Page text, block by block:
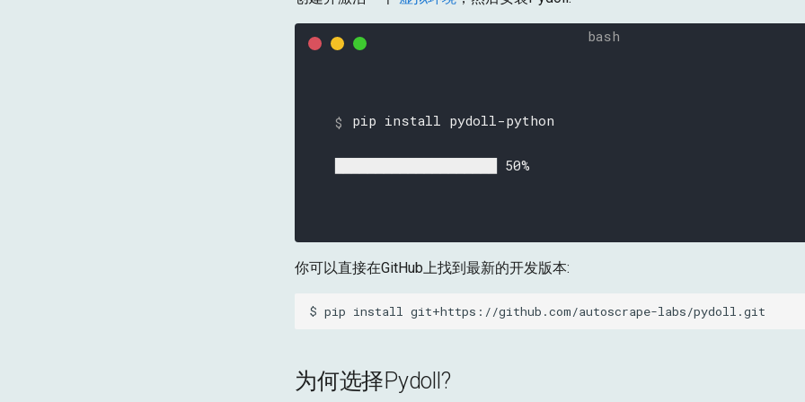
pip install pydoll-python
█████████████████████████████ 73%
你可以直接在GitHub上找到最新的开发版本:
$ pip install
为何选择Pydoll?